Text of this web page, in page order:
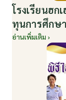
โรงเรียนฮก
ทุนการศึกษ
มิถุนายน
อ่านเพิ่มเติม ›